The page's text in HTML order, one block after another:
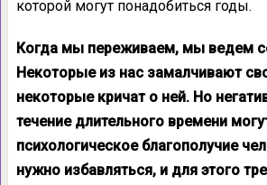
которой могут понадобиться годы.
Когда мы переживаем, мы ведем
Некоторые из нас замалчивают
некоторые кричат о ней. Но
течение длительного времени
психологическое благополучие
нужно избавляться, и для этого